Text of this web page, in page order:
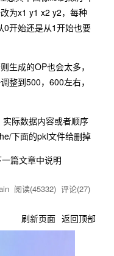
为x1 y1 x2 y2，每种
0开始还是从1开始也要
生成的OP也会太多，
整到500，600左右，
际数据内容或者顺序
下面的pkl文件给删掉
篇文章中说明
阅读(45332) 评论(27)
刷新页面 返回顶部